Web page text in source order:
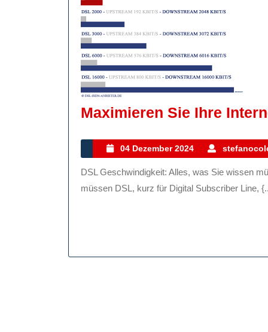
Maximieren Sie Ihre
04 Dezember 2024
04
Dezember
2024
DSL Geschwindigkeit: Alles, was Sie wissen müssen DSL Geschwindigkeit: Alles, was Sie wissen
müssen DSL, kurz für Digital Subscriber Line,